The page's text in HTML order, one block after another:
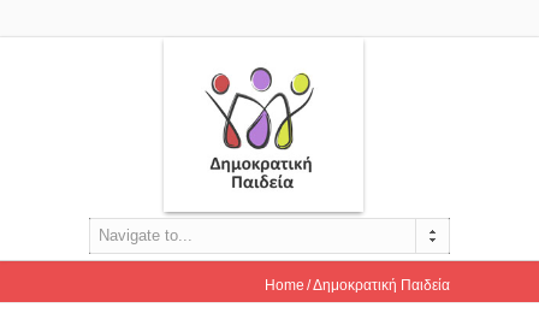
Navigate to...
Home Δημοκρατική Παιδεία